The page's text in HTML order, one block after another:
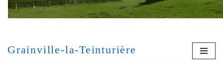
Grainville-la-Teinturière